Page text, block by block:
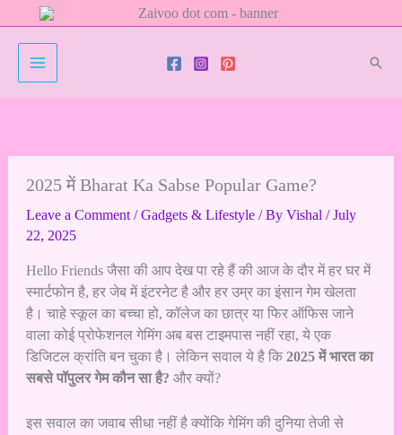
to
2025 में Bharat Ka Sabse Popular Game?
Leave a Comment /Gadgets & Lifestyle/ By Vishal /July
22, 2025
Hello Friends जैसा की आप देख पा रहे हैं की आज के दौर में हर घर में
स्मार्टफोन है, हर जेब में इंटरनेट है और हर उम्र का इंसान गेम खेलता
है। चाहे स्कूल का बच्चा हो, कॉलेज का छात्र या फिर ऑफिस जाने
वाला कोई प्रोफेशनल गेमिंग अब बस टाइमपास नहीं रहा, ये एक
डिजिटल क्रांति बन चुका है। लेकिन सवाल ये है कि 2025 में भारत का
सबसे पॉपुलर गेम कौन सा है? और क्यों?
इस सवाल का जवाब सीधा नहीं है क्योंकि गेमिंग की दुनिया तेजी से